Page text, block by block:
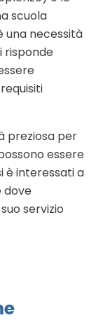
scuola
una necessità
risponde
preziosa per
essere
è interessati a
dove
servizio